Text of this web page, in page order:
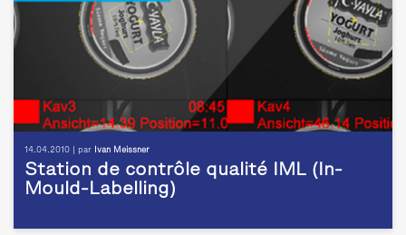
14.04.2010 | par Ivan Meissner
Station de contrôle qualité IML (In-
Mould-Labelling)